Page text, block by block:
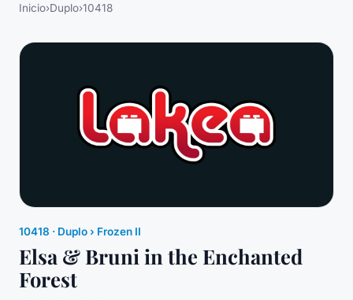
Inicio›Duplo›10418
10418 · Duplo› Frozen II
Elsa & Bruni in the Enchanted
Forest